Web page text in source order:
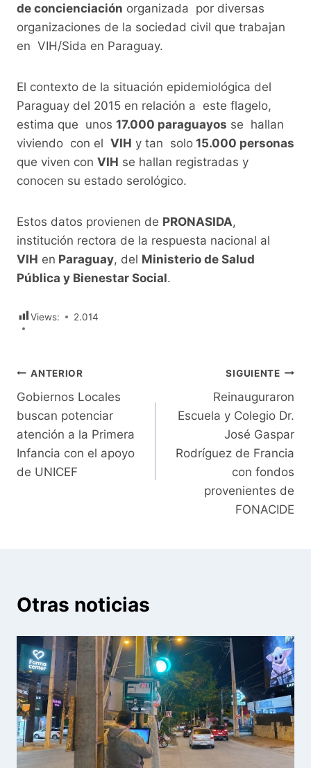
de concienciación organizada por diversas
organizaciones de la sociedad civil que trabajan
en VIH/Sida en Paraguay.
El contexto de la situación epidemiológica del
Paraguay del 2015 en relación a este flagelo,
estima que unos 17.000 paraguayos se hallan
viviendo con el VIH y tan solo 15.000 personas
que viven con VIH se hallan registradas y
conocen su estado serológico.
Estos datos provienen de PRONASIDA,
institución rectora de la respuesta nacional al
VIH en Paraguay, del Ministerio de Salud
Pública y Bienestar Social.
Views: 2.014
Navegación
de
entradas
ANTERIOR
Gobiernos Locales
buscan potenciar
atención a la Primera
Infancia con el apoyo
de UNICEF
SIGUIENTE
Reinauguraron
Escuela y Colegio Dr.
José Gaspar
Rodríguez de Francia
con fondos
provenientes de
FONACIDE
Otras noticias